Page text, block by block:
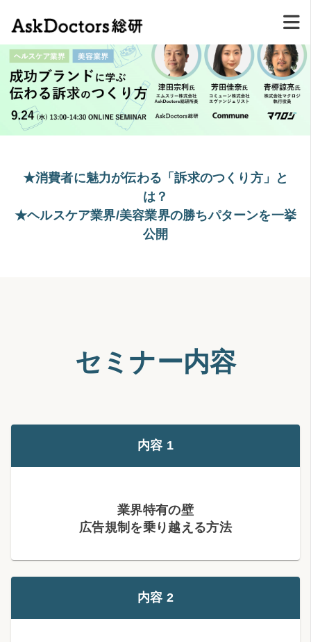
★消費者に魅力が伝わる「訴求のつくり方」と
は？
★ヘルスケア業界/美容業界の勝ちパターンを一挙
公開
セミナー内容
内容 1
業界特有の壁
広告規制を乗り越える方法
内容 2